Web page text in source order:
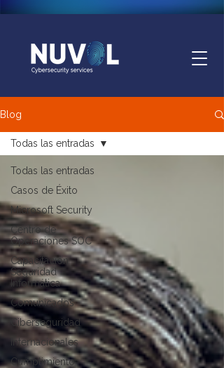
Blog
Todas las entradas
Casos de Éxito
Microsoft Security
Centro de
Operaciones SOC
Capacitación
Seguridad
Informática
Comunicados
Ciberseguridad
Internacionales
Cumplimiento
Todas las entradas